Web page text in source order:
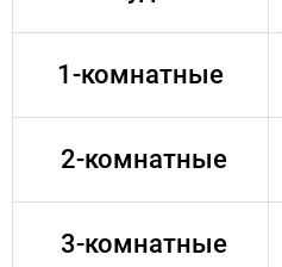
1-комнатные
2-комнатные
3-комнатные